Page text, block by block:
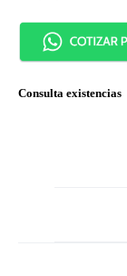
Consulta existencias